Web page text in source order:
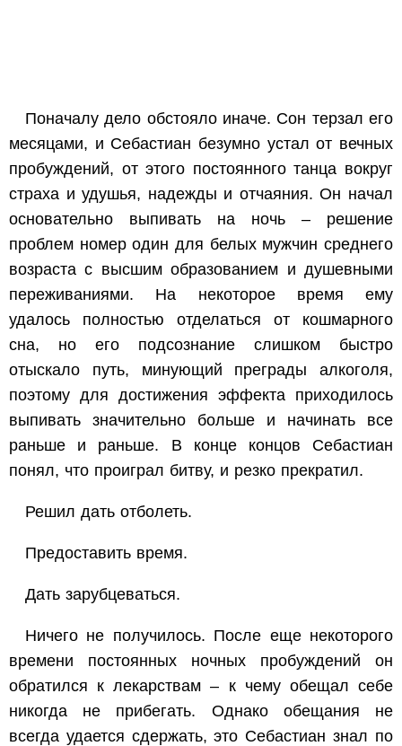
Поначалу дело обстояло иначе. Сон терзал его
месяцами, и Себастиан безумно устал от вечных
пробуждений, от этого постоянного танца вокруг
страха и удушья, надежды и отчаяния. Он начал
основательно выпивать на ночь – решение
проблем номер один для белых мужчин среднего
возраста с высшим образованием и душевными
переживаниями. На некоторое время ему
удалось полностью отделаться от кошмарного
сна, но его подсознание слишком быстро
отыскало путь, минующий преграды алкоголя,
поэтому для достижения эффекта приходилось
выпивать значительно больше и начинать все
раньше и раньше. В конце концов Себастиан
понял, что проиграл битву, и резко прекратил.
Решил дать отболеть.
Предоставить время.
Дать зарубцеваться.
Ничего не получилось. После еще некоторого
времени постоянных ночных пробуждений он
обратился к лекарствам – к чему обещал себе
никогда не прибегать. Однако обещания не
всегда удается сдержать, это Себастиан знал по